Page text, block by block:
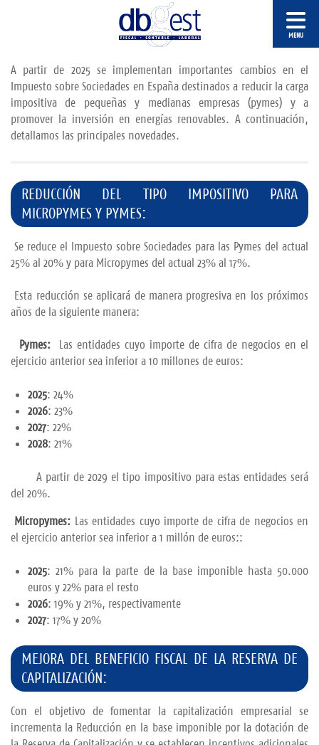
A partir de 2025 se implementan importantes cambios en el
Impuesto sobre Sociedades en España destinados a reducir la carga
impositiva de pequeñas y medianas empresas (pymes) y a
promover la inversión en energías renovables. A continuación,
detallamos las principales novedades.
REDUCCIÓN DEL TIPO IMPOSITIVO PARA
MICROPYMES Y PYMES:
Se reduce el Impuesto sobre Sociedades para las Pymes del actual
25% al 20% y para Micropymes del actual 23% al 17%.
Esta reducción se aplicará de manera progresiva en los próximos
años de la siguiente manera:
Pymes: Las entidades cuyo importe de cifra de negocios en el
ejercicio anterior sea inferior a 10 millones de euros:​
2025: 24%
2026: 23%
2027: 22%
2028: 21%
A partir de 2029 el tipo impositivo para estas entidades será
del 20%.
Micropymes: Las entidades cuyo importe de cifra de negocios en
el ejercicio anterior sea inferior a 1 millón de euros::
2025: 21% para la parte de la base imponible hasta 50.000
euros y 22% para el resto
2026: 19% y 21%, respectivamente
2027: 17% y 20%
MEJORA DEL BENEFICIO FISCAL DE LA RESERVA DE
CAPITALIZACIÓN:
Con el objetivo de fomentar la capitalización empresarial se
incrementa la Reducción en la base imponible por la dotación de